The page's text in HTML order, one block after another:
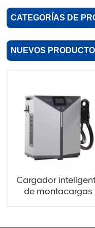
CATEGORÍAS DE
NUEVOS
Cargador
de montacargas